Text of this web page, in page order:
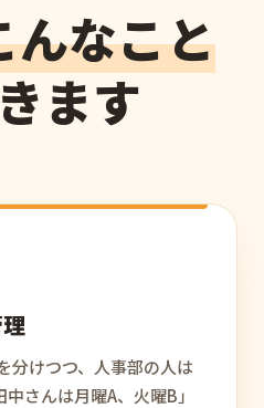
んなこと
ます
分けつつ、人事部の人は
さんは月曜A、火曜B」